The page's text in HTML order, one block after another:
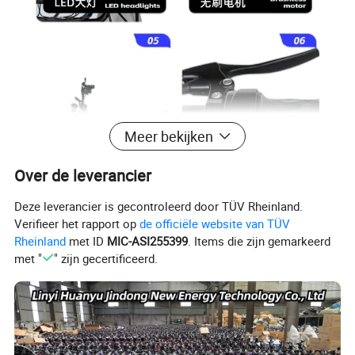
Productparameters
Kleur Aanpasbaar
Spanning 48 V.
Meer bekijken
Over de leverancier
Deze leverancier is gecontroleerd door TÜV Rheinland.
Verifieer het rapport opde officiële website van TÜV
Rheinland met ID MIC-ASI255399 . Items die zijn gemarkeerd
met "
" zijn gecertificeerd.